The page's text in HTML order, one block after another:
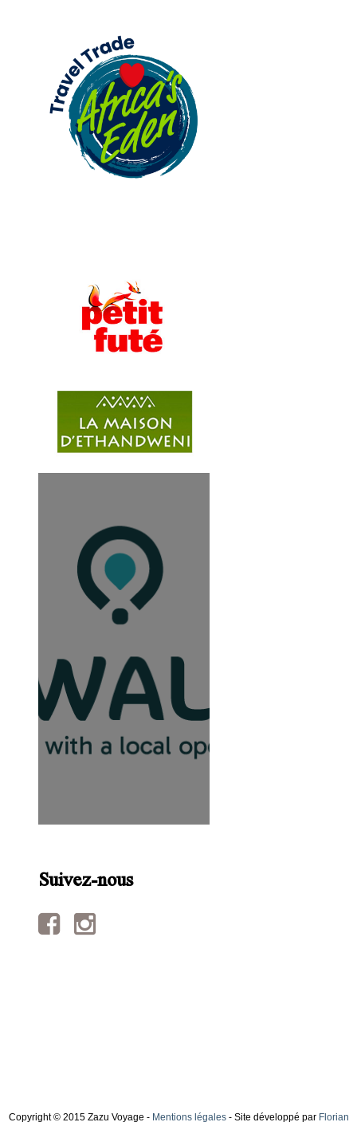
Suivez-nous
Copyright © 2015 Zazu Voyage - Mentions légales- Site développé par Florian